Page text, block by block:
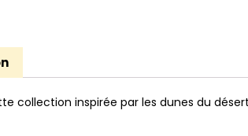
collection inspirée par les dunes du